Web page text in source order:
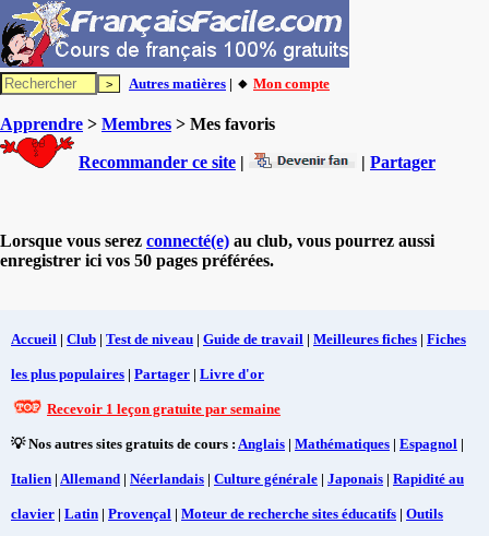
Autres matières | 🔸 Mon compte
Apprendre > Membres > Mes favoris
Recommander ce site | | Partager
Lorsque vous serez connecté(e) au club, vous pourrez aussi
enregistrer ici vos 50 pages préférées.
Accueil | Club | Test de niveau | Guide de travail | Meilleures fiches | Fiches
les plus populaires | Partager | Livre d'or
Recevoir 1 leçon gratuite par semaine
💡 Nos autres sites gratuits de cours : Anglais | Mathématiques | Espagnol |
Italien | Allemand | Néerlandais | Culture générale | Japonais | Rapidité au
clavier | Latin | Provençal | Moteur de recherche sites éducatifs | Outils